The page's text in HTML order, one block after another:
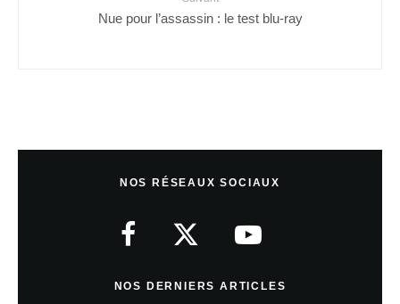
Nue pour l’assassin : le test blu-ray
NOS RÉSEAUX SOCIAUX
NOS DERNIERS ARTICLES